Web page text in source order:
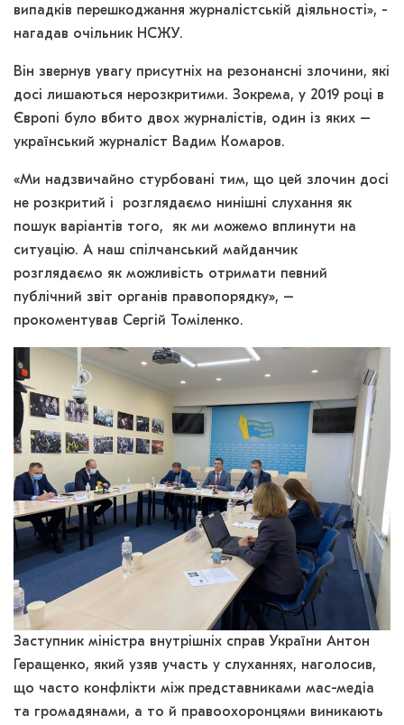
випадків перешкоджання журналістській діяльності», ­-
нагадав очільник НСЖУ.
Він звернув увагу присутніх на резонансні злочини, які
досі лишаються нерозкритими. Зокрема, у 2019 році в
Європі було вбито двох журналістів, один із яких –
український журналіст Вадим Комаров.
«Ми надзвичайно стурбовані тим, що цей злочин досі
не розкритий і розглядаємо нинішні слухання як
пошук варіантів того, як ми можемо вплинути на
ситуацію. А наш спілчанський майданчик
розглядаємо як можливість отримати певний
публічний звіт органів правопорядку», –
прокоментував Сергій Томіленко.
Заступник міністра внутрішніх справ України Антон
Геращенко, який узяв участь у слуханнях, наголосив,
що часто конфлікти між представниками мас-медіа
та громадянами, а то й правоохоронцями виникають